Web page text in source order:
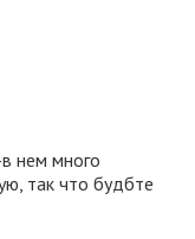
нем много
так что будбте